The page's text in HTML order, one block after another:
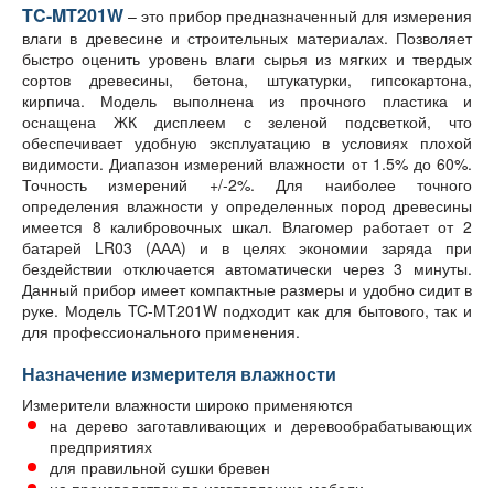
TC-MT201W – это прибор предназначенный для измерения
влаги в древесине и строительных материалах. Позволяет
быстро оценить уровень влаги сырья из мягких и твердых
сортов древесины, бетона, штукатурки, гипсокартона,
кирпича. Модель выполнена из прочного пластика и
оснащена ЖК дисплеем с зеленой подсветкой, что
обеспечивает удобную эксплуатацию в условиях плохой
видимости. Диапазон измерений влажности от 1.5% до 60%.
Точность измерений +/-2%. Для наиболее точного
определения влажности у определенных пород древесины
имеется 8 калибровочных шкал. Влагомер работает от 2
батарей LR03 (ААА) и в целях экономии заряда при
бездействии отключается автоматически через 3 минуты.
Данный прибор имеет компактные размеры и удобно сидит в
руке. Модель TC-MT201W подходит как для бытового, так и
для профессионального применения.
Назначение измерителя влажности
Измерители влажности широко применяются
на дерево заготавливающих и деревообрабатывающих
предприятиях
для правильной сушки бревен